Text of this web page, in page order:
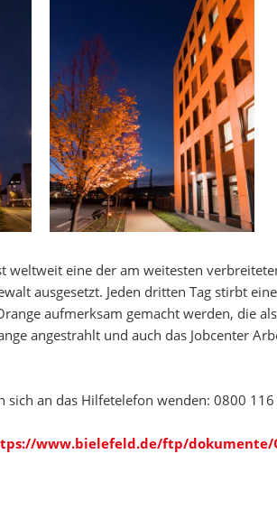
weltweit eine der am weitesten
ausgesetzt. Jeden dritten Tag stirbt
aufmerksam gemacht werden, die
angestrahlt und auch das Jobcenter
sich an das Hilfetelefon wenden: 0800
ps://www.bielefeld.de/ftp/dokumente/